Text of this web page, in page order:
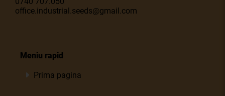
office.industrial.seeds@gmail.com
Meniu rapid
Prima pagina